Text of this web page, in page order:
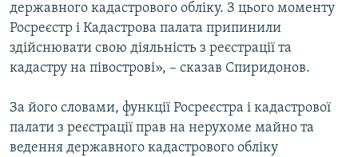
державного кадастрового обліку. З цього моменту
Росреєстр і Кадастрова палата припинили
здійснювати свою діяльність з реєстрації та
кадастру на півострові», – сказав Спиридонов.
За його словами, функції Росреєстра і кадастрової
палати з реєстрації прав на нерухоме майно та
ведення державного кадастрового обліку